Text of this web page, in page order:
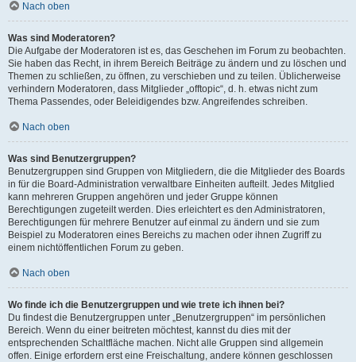
Nach oben
Was sind Moderatoren?
Die Aufgabe der Moderatoren ist es, das Geschehen im Forum zu beobachten.
Sie haben das Recht, in ihrem Bereich Beiträge zu ändern und zu löschen und
Themen zu schließen, zu öffnen, zu verschieben und zu teilen. Üblicherweise
verhindern Moderatoren, dass Mitglieder „offtopic“, d. h. etwas nicht zum
Thema Passendes, oder Beleidigendes bzw. Angreifendes schreiben.
Nach oben
Was sind Benutzergruppen?
Benutzergruppen sind Gruppen von Mitgliedern, die die Mitglieder des Boards
in für die Board-Administration verwaltbare Einheiten aufteilt. Jedes Mitglied
kann mehreren Gruppen angehören und jeder Gruppe können
Berechtigungen zugeteilt werden. Dies erleichtert es den Administratoren,
Berechtigungen für mehrere Benutzer auf einmal zu ändern und sie zum
Beispiel zu Moderatoren eines Bereichs zu machen oder ihnen Zugriff zu
einem nichtöffentlichen Forum zu geben.
Nach oben
Wo finde ich die Benutzergruppen und wie trete ich ihnen bei?
Du findest die Benutzergruppen unter „Benutzergruppen“ im persönlichen
Bereich. Wenn du einer beitreten möchtest, kannst du dies mit der
entsprechenden Schaltfläche machen. Nicht alle Gruppen sind allgemein
offen. Einige erfordern erst eine Freischaltung, andere können geschlossen